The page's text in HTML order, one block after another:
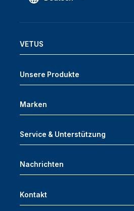
VETUS
Unsere Produkte
Marken
Service & Unterstützung
Nachrichten
Kontakt